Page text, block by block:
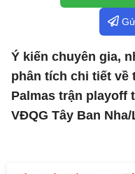
Ý kiến chuyên gia,
phân tích chi tiết về
Palmas trận playoff
VĐQG Tây Ban Nha/